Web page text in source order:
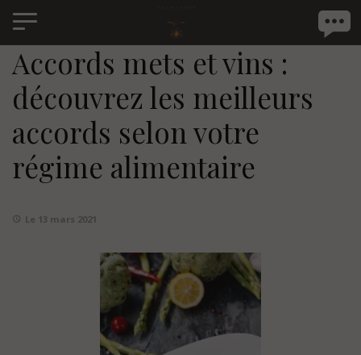
Accords mets et vins :
découvrez les meilleurs
accords selon votre
régime alimentaire
Le 13 mars 2021